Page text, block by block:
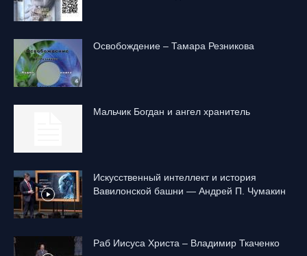
Освобождение – Тамара Резникова
Mальчик Богдан и ангел хранитель
Искусственный интеллект и история
Вавилонской башни — Андрей П. Чумакин
Раб Иисуса Христа – Владимир Ткаченко